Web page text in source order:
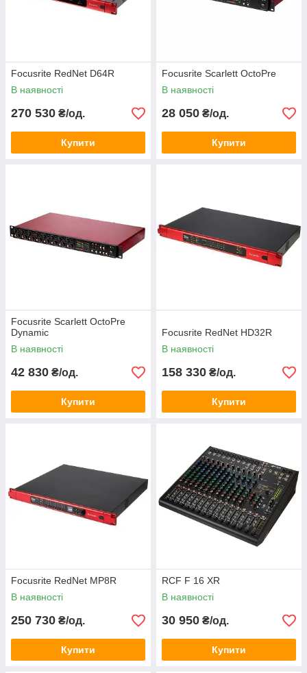
Focusrite RedNet D64R
В наявності
270 530 ₴/од.
Купити
Focusrite Scarlett OctoPre
В наявності
28 050 ₴/од.
Купити
Focusrite Scarlett OctoPre
Dynamic
В наявності
42 830 ₴/од.
Купити
Focusrite RedNet HD32R
В наявності
158 330 ₴/од.
Купити
Focusrite RedNet MP8R
В наявності
250 730 ₴/од.
Купити
RCF F 16 XR
В наявності
30 950 ₴/од.
Купити